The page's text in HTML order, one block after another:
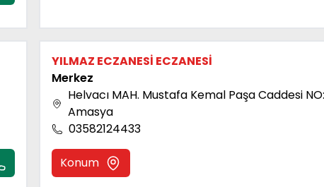
YILMAZ ECZANESİ ECZANESİ
Merkez
Helvacı MAH. Mustafa Kemal Paşa Caddesi
Amasya
03582124433
Konum